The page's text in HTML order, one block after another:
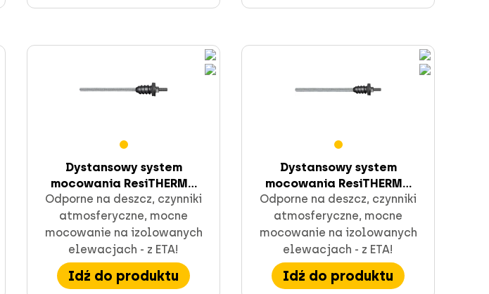
Dystansowy system
mocowania ResiTHERM...
Odporne na deszcz, czynniki
atmosferyczne, mocne
mocowanie na izolowanych
elewacjach - z ETA!
Idź do produktu
Dystansowy system
mocowania ResiTHERM...
Odporne na deszcz, czynniki
atmosferyczne, mocne
mocowanie na izolowanych
elewacjach - z ETA!
Idź do produktu